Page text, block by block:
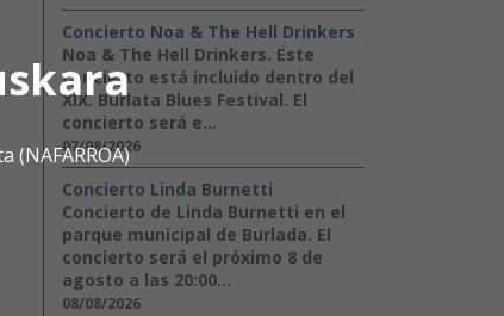
Concierto Noa & The Hell Drinkers
Noa & The Hell Drinkers. Este
concierto está incluido dentro del
XIX. Burlata Blues Festival. El
concierto será e...
07/08/2026
Concierto Linda Burnetti
Concierto de Linda Burnetti en el
parque municipal de Burlada. El
concierto será el próximo 8 de
agosto a las 20:00...
08/08/2026